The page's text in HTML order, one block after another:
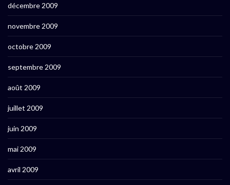
décembre 2009
novembre 2009
octobre 2009
septembre 2009
août 2009
juillet 2009
juin 2009
mai 2009
avril 2009